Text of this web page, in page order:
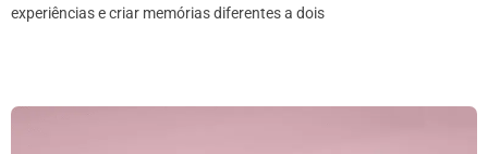
experiências e criar memórias diferentes a dois